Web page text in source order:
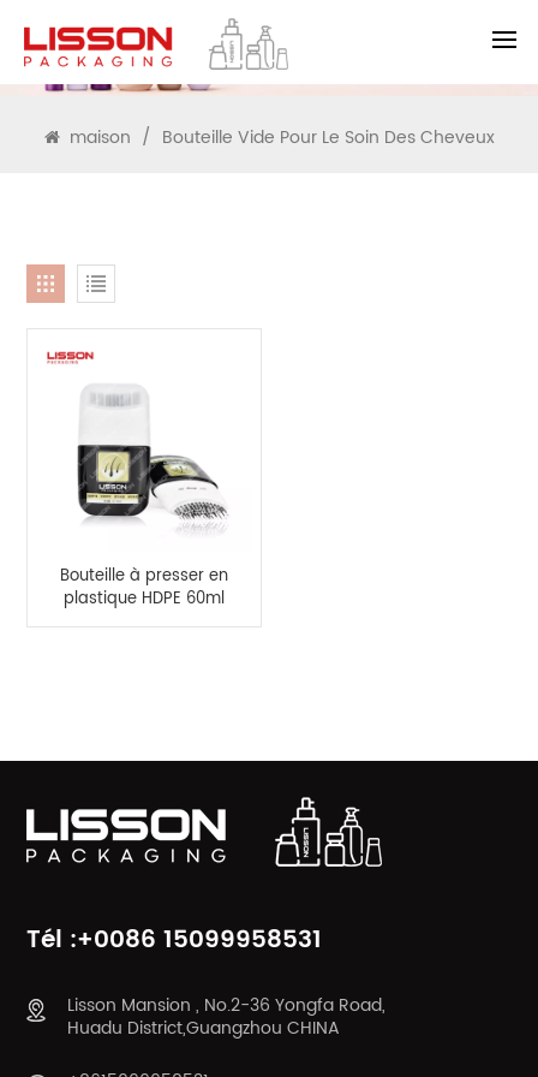
RECHERCHE
maison / Bouteille Vide Pour Le Soin Des Cheveux
Bouteille à presser en
plastique HDPE 60ml
80ml, bouteille de
Tél :+0086 15099958531
Lisson Mansion , No.2-36 Yongfa Road,
Huadu District,Guangzhou CHINA